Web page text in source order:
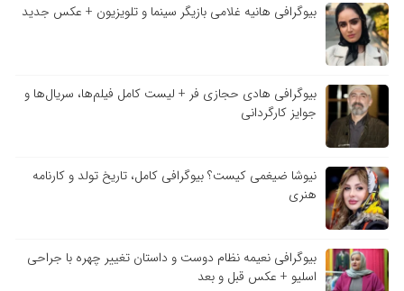
بیوگرافی هانیه غلامی بازیگر سینما و تلویزیون + عکس جدید
بیوگرافی هادی حجازی فر + لیست کامل فیلم‌ها، سریال‌ها و
جوایز کارگردانی
نیوشا ضیغمی کیست؟ بیوگرافی کامل، تاریخ تولد و کارنامه
هنری
بیوگرافی نعیمه نظام دوست و داستان تغییر چهره با جراحی
اسلیو + عکس قبل و بعد